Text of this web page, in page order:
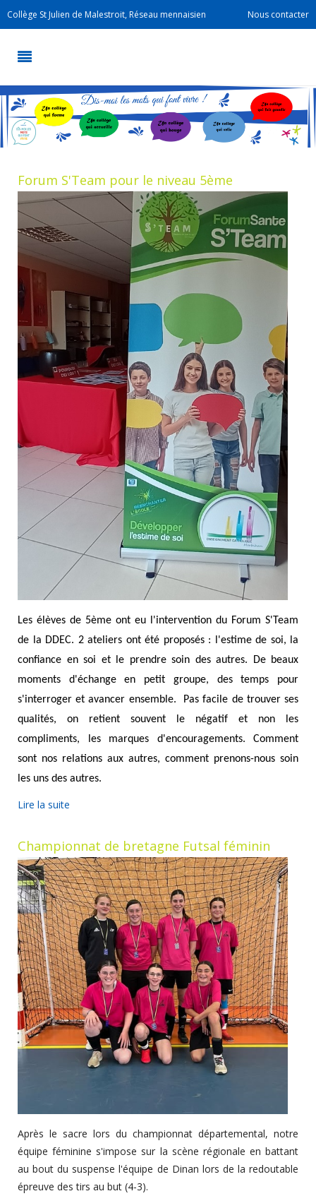
Collège St Julien de Malestroit, Réseau mennaisien Nous contacter
Forum S'Team pour le niveau 5ème
Les élèves de 5ème ont eu l'intervention du Forum S'Team
de la DDEC. 2 ateliers ont été proposés : l'estime de soi, la
confiance en soi et le prendre soin des autres. De beaux
moments d'échange en petit groupe, des temps pour
s'interroger et avancer ensemble. Pas facile de trouver ses
qualités, on retient souvent le négatif et non les
compliments, les marques d'encouragements. Comment
sont nos relations aux autres, comment prenons-nous soin
les uns des autres.
Lire la suite
Championnat de bretagne Futsal féminin
Après le sacre lors du championnat départemental, notre
équipe féminine s'impose sur la scène régionale en battant
au bout du suspense l'équipe de Dinan lors de la redoutable
épreuve des tirs au but (4-3).